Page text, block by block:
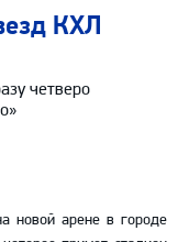
КХЛ
четверо
новой арене в городе